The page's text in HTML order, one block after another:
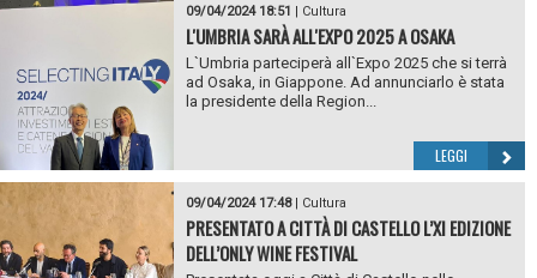
09/04/2024 18:51 | Cultura
L'UMBRIA SARÀ ALL'EXPO 2025 A OSAKA
L`Umbria parteciperà all`Expo 2025 che si terrà
ad Osaka, in Giappone. Ad annunciarlo è stata
la presidente della Region...
LEGGI
09/04/2024 17:48| Cultura
PRESENTATO A CITTÀ DI CASTELLO L’XI EDIZIONE
DELL’ONLY WINE FESTIVAL